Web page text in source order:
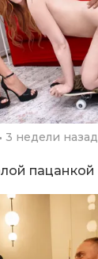
3 недели назад
пацанкой